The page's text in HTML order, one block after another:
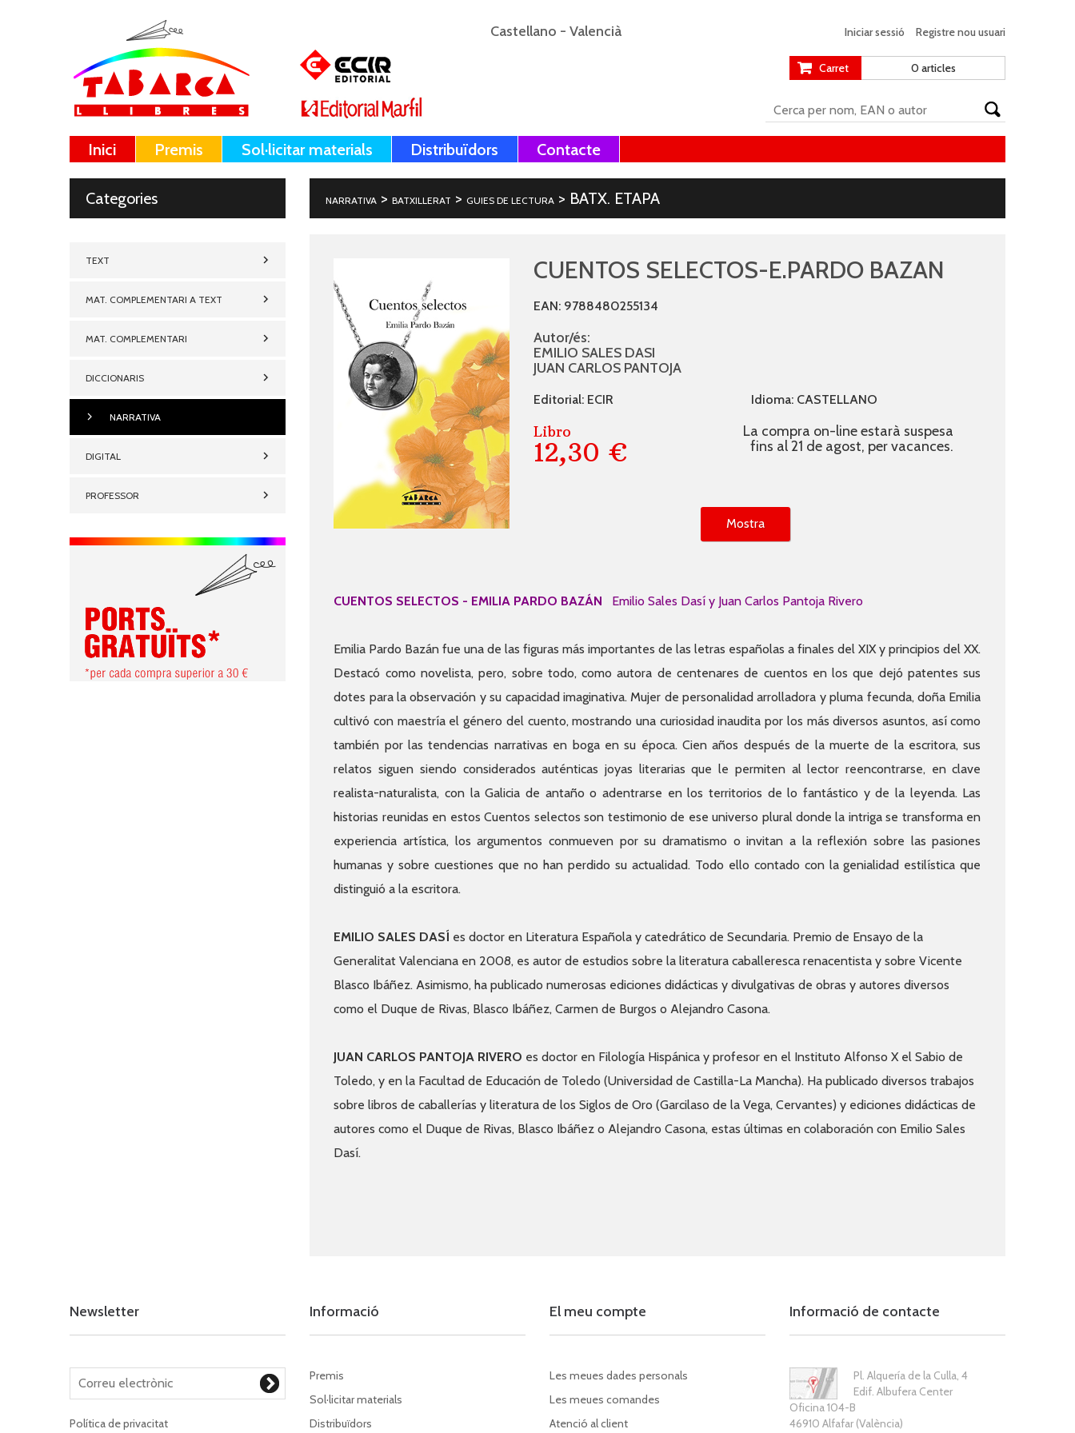
Castellano - Valencià Iniciar sessió Registre nou usuari
Carret 0 articles
Inici Premis Sol·licitar materials Distribuïdors Contacte
Categories
TEXT
MAT. COMPLEMENTARI A TEXT
MAT. COMPLEMENTARI
DICCIONARIS
NARRATIVA
DIGITAL
PROFESSOR
NARRATIVA >BATXILLERAT > GUIES DE LECTURA > BATX. ETAPA
CUENTOS SELECTOS-E.PARDO BAZAN
EAN: 9788480255134
Autor/és:
EMILIO SALES DASI
JUAN CARLOS PANTOJA
Editorial: ECIR Idioma: CASTELLANO
Libro
12,30 €
La compra on-line estarà suspesa
fins al 21 de agost, per vacances.
Mostra
CUENTOS SELECTOS - EMILIA PARDO BAZÁN Emilio Sales Dasí y Juan Carlos Pantoja Rivero
Emilia Pardo Bazán fue una de las figuras más importantes de las letras españolas a finales del XIX y principios del XX.
Destacó como novelista, pero, sobre todo, como autora de centenares de cuentos en los que dejó patentes sus
dotes para la observación y su capacidad imaginativa. Mujer de personalidad arrolladora y pluma fecunda, doña Emilia
cultivó con maestría el género del cuento, mostrando una curiosidad inaudita por los más diversos asuntos, así como
también por las tendencias narrativas en boga en su época. Cien años después de la muerte de la escritora, sus
relatos siguen siendo considerados auténticas joyas literarias que le permiten al lector reencontrarse, en clave
realista-naturalista, con la Galicia de antaño o adentrarse en los territorios de lo fantástico y de la leyenda. Las
historias reunidas en estos Cuentos selectos son testimonio de ese universo plural donde la intriga se transforma en
experiencia artística, los argumentos conmueven por su dramatismo o invitan a la reflexión sobre las pasiones
humanas y sobre cuestiones que no han perdido su actualidad. Todo ello contado con la genialidad estilística que
distinguió a la escritora.
EMILIO SALES DASÍ es doctor en Literatura Española y catedrático de Secundaria. Premio de Ensayo de la
Generalitat Valenciana en 2008, es autor de estudios sobre la literatura caballeresca renacentista y sobre Vicente
Blasco Ibáñez. Asimismo, ha publicado numerosas ediciones didácticas y divulgativas de obras y autores diversos
como el Duque de Rivas, Blasco Ibáñez, Carmen de Burgos o Alejandro Casona.
JUAN CARLOS PANTOJA RIVERO es doctor en Filología Hispánica y profesor en el Instituto Alfonso X el Sabio de
Toledo, y en la Facultad de Educación de Toledo (Universidad de Castilla-La Mancha). Ha publicado diversos trabajos
sobre libros de caballerías y literatura de los Siglos de Oro (Garcilaso de la Vega, Cervantes) y ediciones didácticas de
autores como el Duque de Rivas, Blasco Ibáñez o Alejandro Casona, estas últimas en colaboración con Emilio Sales
Dasí.
Newsletter
Política de privacitat
Informació
Premis
Sol·licitar materials
Distribuïdors
El meu compte
Les meues dades personals
Les meues comandes
Atenció al client
Informació de contacte
Pl. Alquería de la Culla, 4
Edif. Albufera Center
Oficina 104-B
46910 Alfafar (València)